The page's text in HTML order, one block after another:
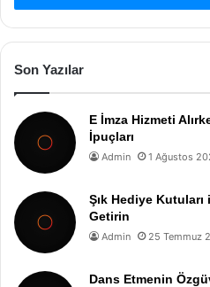
Son Yazılar
E İmza Hizmeti
İpuçları
Admin 1 Ağustos
Şık Hediye Kutuları
Getirin
Admin 25 Temmuz
Dans Etmenin